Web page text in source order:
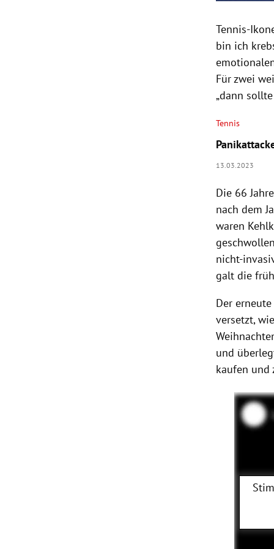
Tennis-
bin ich
Für zwei
„dann
Tennis
13.03.2023
Die 66
nach dem
waren
nicht-
galt die
Der
versetzt,
und
kaufen und